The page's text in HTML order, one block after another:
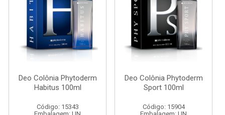
Deo Colônia Phytoderm
Habitus 100ml
Código: 15343
Deo Colônia Phytoderm
Sport 100ml
Código: 15904